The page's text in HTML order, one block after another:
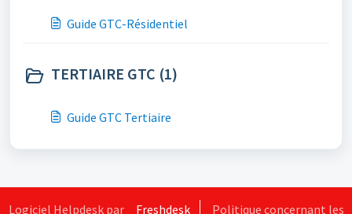
Guide GTC-Résidentiel
TERTIAIRE GTC (1)
Guide GTC Tertiaire
Logiciel Helpdesk par Freshdesk Politique concernant les